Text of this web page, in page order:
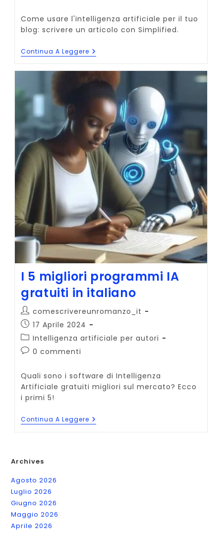
Come usare l'intelligenza artificiale per il tuo
blog: scrivere un articolo con Simplified.
Continua A Leggere Come
Scrivere
Con
Simplified:
90%
Intelligenza
Artificiale
I 5 migliori programmi IA
gratuiti in italiano
Autore
dell'articolo:
comescrivereunromanzo_it
Articolo
pubblicato:
17 Aprile 2024
Categoria
dell'articolo:
Intelligenza artificiale per autori
Commenti
0 commenti
Quali sono i software di Intelligenza
Artificiale gratuiti migliori sul mercato? Ecco
i primi 5!
Continua A Leggere
5
Archives
Agosto 2026
Luglio 2026
Giugno 2026
Maggio 2026
Aprile 2026